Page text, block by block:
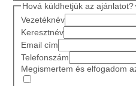
Hová küldhetjük az ajánlatot?
Vezetéknév
Keresztnév
Email cím
Telefonszám
Megismertem és elfogadom